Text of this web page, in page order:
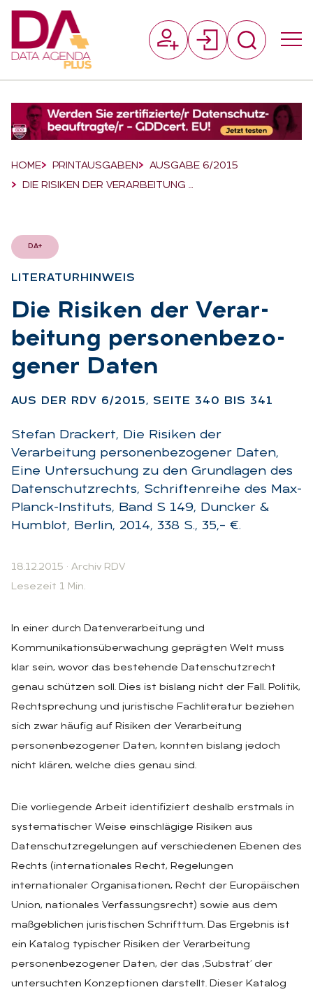
Breadcrumb-Navigation
HOME PRINTAUSGABEN
AUSGABE 6/2015
DIE RISIKEN DER VERARBEITUNG …
DA+
LI­TE­RA­TUR­HIN­WEIS
:Die Ri­si­ken der Ver­ar­
bei­tung per­so­nen­be­zo­
ge­ner Da­ten
AUS DER RDV 6/2015, SEI­TE 340 BIS 341
Stefan Drackert, Die Risiken der
Verarbeitung personenbezogener Daten,
Eine Untersuchung zu den Grundlagen des
Datenschutzrechts, Schriftenreihe des Max-
Planck-Instituts, Band S 149, Duncker &
Humblot, Berlin, 2014, 338 S., 35,– €.
18.12.2015 · Archiv RDV
Lesezeit 1 Min.
In einer durch Datenverarbeitung und
Kommunikationsüberwachung geprägten Welt muss
klar sein, wovor das bestehende Datenschutzrecht
genau schützen soll. Dies ist bislang nicht der Fall. Politik,
Rechtsprechung und juristische Fachliteratur beziehen
sich zwar häufig auf Risiken der Verarbeitung
personenbezogener Daten, konnten bislang jedoch
nicht klären, welche dies genau sind.
Die vorliegende Arbeit identifiziert deshalb erstmals in
systematischer Weise einschlägige Risiken aus
Datenschutzregelungen auf verschiedenen Ebenen des
Rechts (internationales Recht, Regelungen
internationaler Organisationen, Recht der Europäischen
Union, nationales Verfassungsrecht) sowie aus dem
maßgeblichen juristischen Schrifttum. Das Ergebnis ist
ein Katalog typischer Risiken der Verarbeitung
personenbezogener Daten, der das ‚Substrat‘ der
untersuchten Konzeptionen darstellt. Dieser Katalog